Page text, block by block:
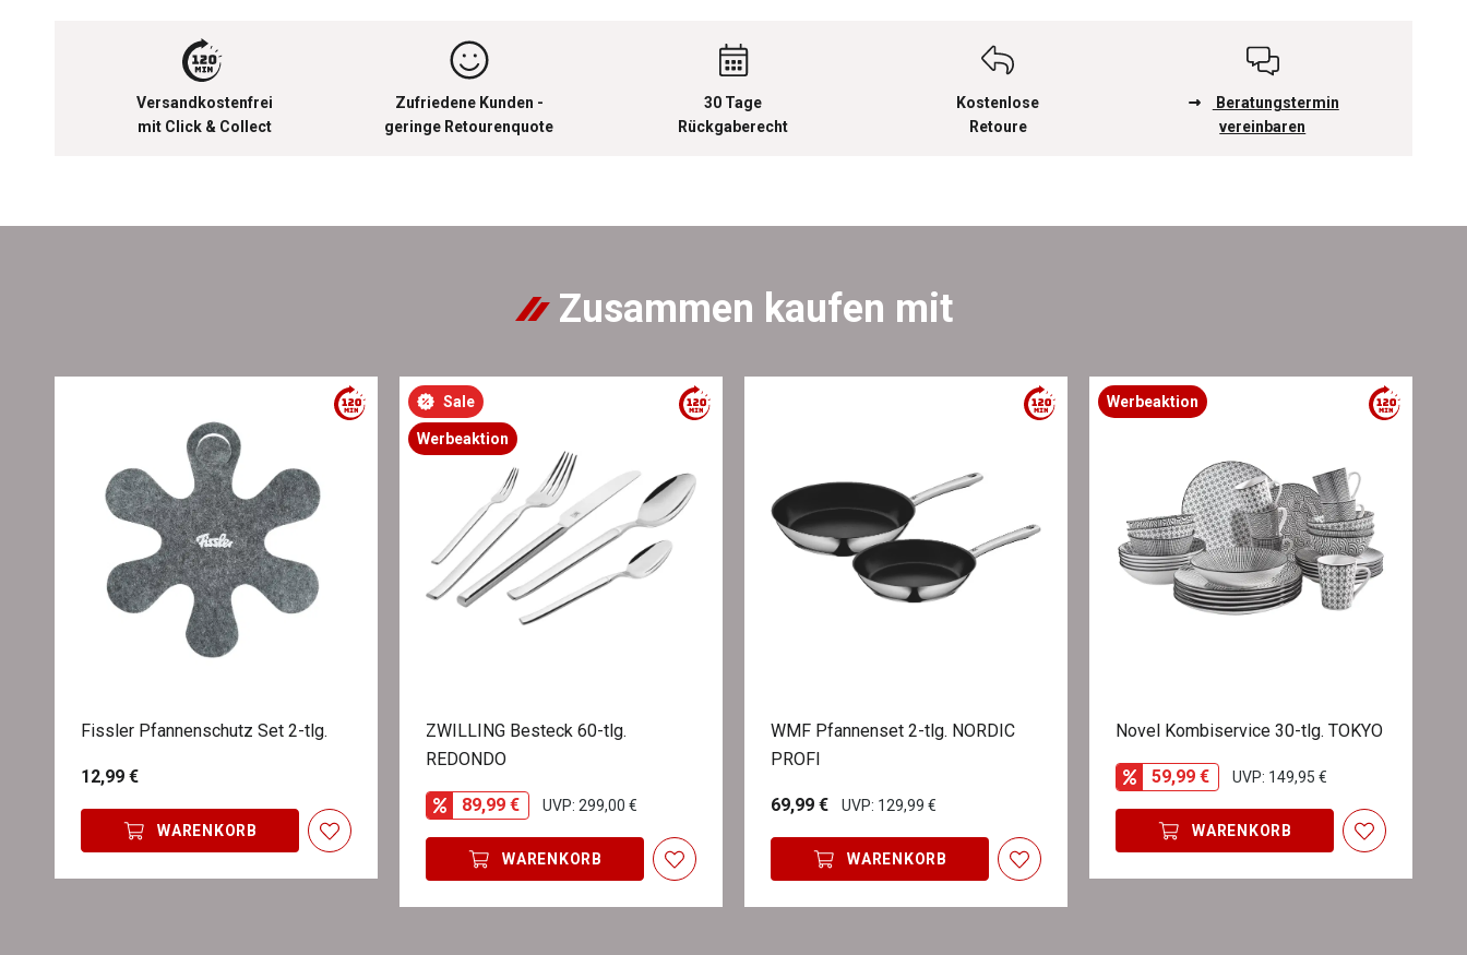
Versandkostenfrei
mit Click & Collect
Zufriedene Kunden -
geringe Retourenquote
30 Tage
Rückgaberecht
Kostenlose
Retoure
Beratungstermin
vereinbaren
Zusammen kaufen mit
Fissler Pfannenschutz Set 2-tlg.
12,99 €
WARENKORB
Sale
Werbeaktion
ZWILLING Besteck 60-tlg.
REDONDO
89,99 € UVP: 299,00 €
WARENKORB
WMF Pfannenset 2-tlg. NORDIC
PROFI
69,99 € UVP: 129,99 €
WARENKORB
Werbeaktion
Novel Kombiservice 30-tlg. TOKYO
59,99 € UVP: 149,95 €
WARENKORB